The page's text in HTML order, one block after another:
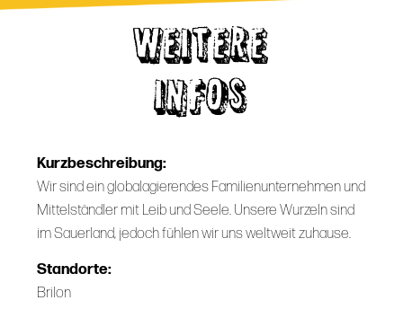
WEITERE
INFOS
Kurzbeschreibung:
Wir sind ein globalagierendes Familienunternehmen und
Mittelständler mit Leib und Seele. Unsere Wurzeln sind
im Sauerland, jedoch fühlen wir uns weltweit zuhause.
Standorte:
Brilon